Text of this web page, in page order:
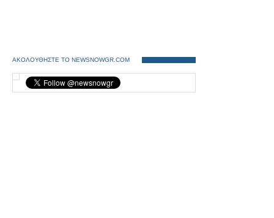
ΑΚΟΛΟΥΘΗΣΤΕ ΤΟ NEWSNOWGR.COM